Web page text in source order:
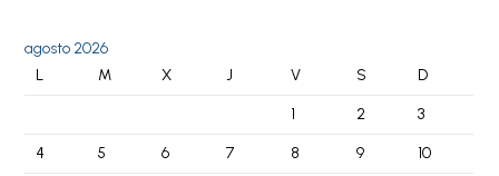
agosto 2026
L
M X J V S D
1 2 3
4 5 6 7 8 9 10